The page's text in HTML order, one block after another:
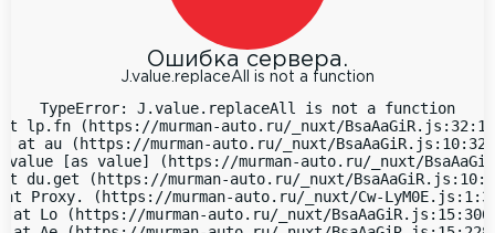
Ошибка сервера.
J.value.replaceAll is not a function
TypeError: J.value.replaceAll is not a function
lp.fn (https://murman-auto.ru/_nuxt/
at au (https://murman-auto.ru/_nuxt/
value [as value] (https://murman-auto.ru/_nuxt/
du.get (https://murman-auto.ru/_nuxt/
at Proxy.
(https://murman-auto.ru/_nuxt/Cw-
at Lo (https://murman-auto.ru/_nuxt/